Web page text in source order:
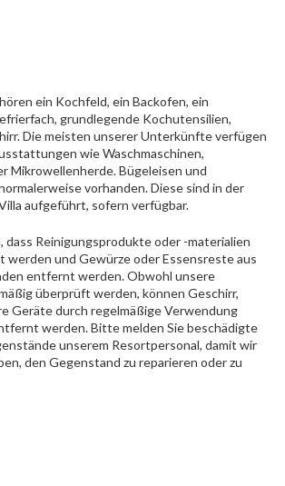
ein Kochfeld, ein Backofen, ein
grundlegende Kochutensilien,
Die meisten unserer Unterkünfte verfügen
wie Waschmaschinen,
Mikrowellenherde. Bügeleisen und
vorhanden. Diese sind in der
aufgeführt, sofern verfügbar.
dass Reinigungsprodukte oder -materialien
und Gewürze oder Essensreste aus
entfernt werden. Obwohl unsere
überprüft werden, können Geschirr,
Geräte durch regelmäßige Verwendung
werden. Bitte melden Sie beschädigte
unserem Resortpersonal, damit wir
den Gegenstand zu reparieren oder zu